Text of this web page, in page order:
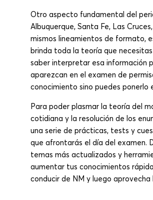
Otro aspecto fundamental del
Albuquerque, Santa Fe, Las
mismos lineamientos de formato,
brinda toda la teoría que
saber interpretar esa información
aparezcan en el examen de
conocimiento sino puedes ponerlo
Para poder plasmar la teoría del
cotidiana y la resolución de los
una serie de prácticas, tests y
que afrontarás el día del examen.
temas más actualizados y
aumentar tus conocimientos
conducir de NM y luego